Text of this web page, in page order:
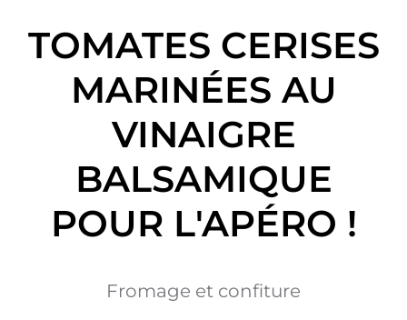
TOMATES CERISES
MARINÉES AU
VINAIGRE
BALSAMIQUE
POUR L'APÉRO !
Fromage et confiture